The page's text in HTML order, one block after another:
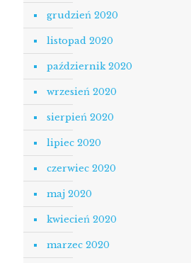
grudzień 2020
listopad 2020
październik 2020
wrzesień 2020
sierpień 2020
lipiec 2020
czerwiec 2020
maj 2020
kwiecień 2020
marzec 2020